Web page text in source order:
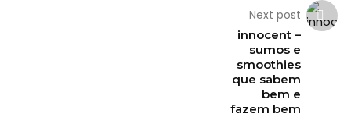
Next post
innocent –
sumos e
smoothies
que sabem
bem e
fazem bem